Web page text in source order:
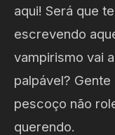
aqui! Será que
escrevendo
vampirismo vai
palpável?
pescoço não
querendo.